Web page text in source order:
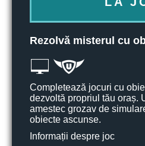
Rezolvă misterul cu
Completează jocuri cu
dezvoltă propriul tău oraș.
amestec grozav de
obiecte ascunse.
Informații despre joc